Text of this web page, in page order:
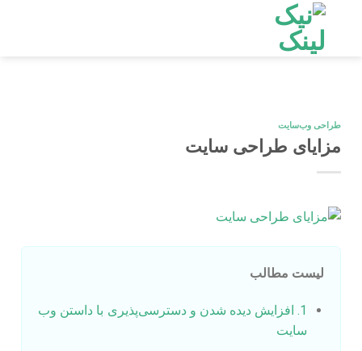
content
طراحی وب‌سایت
مزایای طراحی سایت
لیست مطالب
1. افزایش دیده شدن و دسترسی‌پذیری با داستن وب
سایت